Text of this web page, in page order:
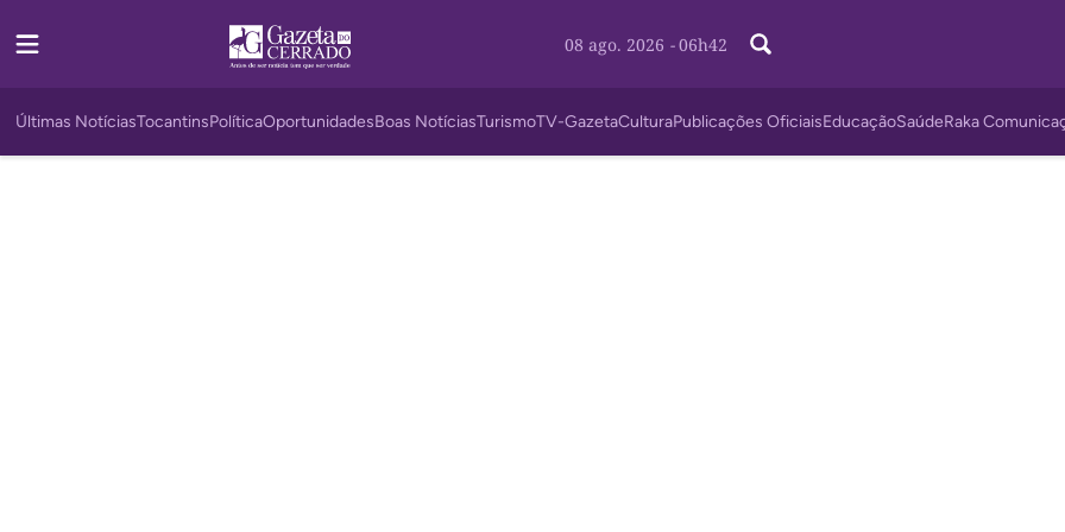
08 ago. 2026 - 06h42
Últimas NotíciasTocantinsPolíticaOportunidadesBoas NotíciasTurismoTV-GazetaCulturaPublicações OficiaisEducaçãoSaúdeRaka